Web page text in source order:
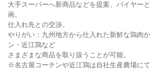
大手スーパーへ新商品などを提案、バイヤー
画。
仕入れ先との交渉。
やりがい：九州地方から仕入れた新鮮な鶏肉
ン・近江鶏など
さまざまな商品を取り扱うことが可能。
※名古屋コーチンや近江鶏は自社生産農場に